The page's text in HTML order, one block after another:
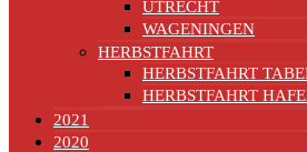
UTRECHT
WAGENINGEN
HERBSTFAHRT
HERBSTFAHRT
HERBSTFAHRT
2021
2020